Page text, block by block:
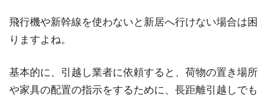
飛行機や新幹線を使わないと新居へ行けない場合は困
りますよね。
基本的に、引越し業者に依頼すると、荷物の置き場所
や家具の配置の指示をするために、長距離引越しでも